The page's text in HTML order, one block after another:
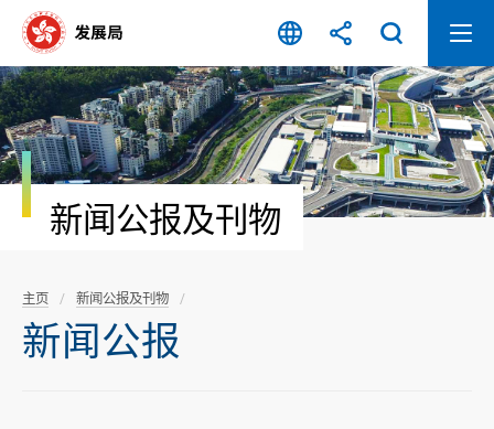
容
开
始
新闻公报及刊物
主页 新闻公报及刊物
新闻公报